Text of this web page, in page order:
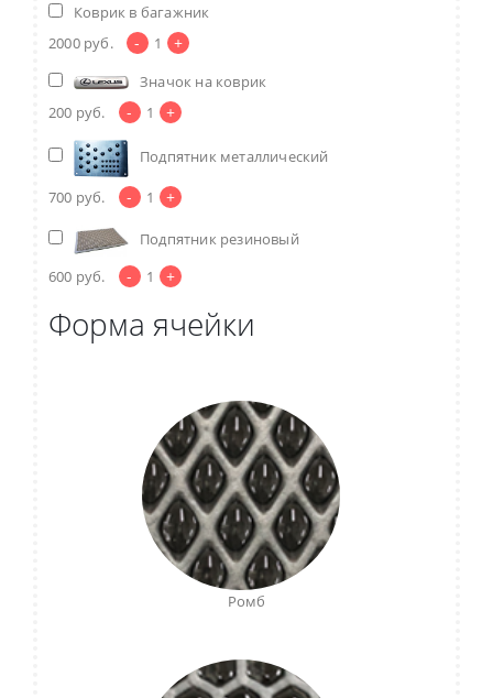
Коврик в багажник
2000 руб. - 1 +
Значок на коврик
200 руб. - 1 +
Подпятник металлический
700 руб. - 1 +
Подпятник резиновый
600 руб. - 1 +
Форма ячейки
Ромб